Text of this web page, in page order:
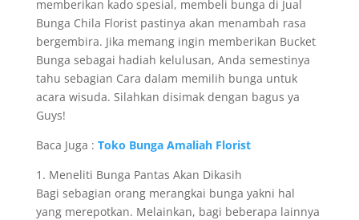
memberikan kado spesial, membeli bunga di Jual
Bunga Chila Florist pastinya akan menambah rasa
bergembira. Jika memang ingin memberikan Bucket
Bunga sebagai hadiah kelulusan, Anda semestinya
tahu sebagian Cara dalam memilih bunga untuk
acara wisuda. Silahkan disimak dengan bagus ya
Guys!
Baca Juga : Toko Bunga Amaliah Florist
1. Meneliti Bunga Pantas Akan Dikasih
Bagi sebagian orang merangkai bunga yakni hal
yang merepotkan. Melainkan, bagi beberapa lainnya